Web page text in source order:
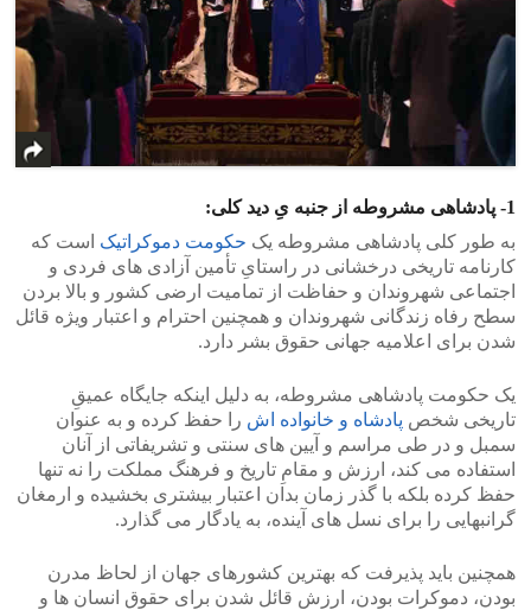
1- پادشاهی مشروطه از جنبه یِ دید کلی:
به طور کلی پادشاهی مشروطه یک حکومت دموکراتیک است که
کارنامه تاریخی درخشانی در راستایِ تأمین آزادی های فردی و
اجتماعی شهروندان و حفاظت از تمامیت ارضی کشور و بالا بردن
سطح رفاه زندگانی شهروندان و همچنین احترام و اعتبار ویژه قائل
شدن برای اعلامیه جهانی حقوق بشر دارد.
یک حکومت پادشاهی مشروطه، به دلیل اینکه جایگاه عمیقِ
تاریخی شخص پادشاه و خانواده اش را حفظ کرده و به عنوان
سمبل و در طی مراسم و آیین های سنتی و تشریفاتی از آنان
استفاده می کند، ارزش و مقامِ تاریخ و فرهنگ مملکت را نه تنها
حفظ کرده بلکه با گذر زمان بدان اعتبار بیشتری بخشیده و ارمغان
گرانبهایی را برای نسل های آینده، به یادگار می گذارد.
همچنین باید پذیرفت که بهترین کشورهای جهان از لحاظ مدرن
بودن، دموکرات بودن، ارزش قائل شدن برای حقوق انسان ها و